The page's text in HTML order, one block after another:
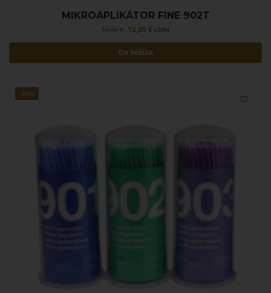
MIKROAPLIKÁTOR FINE 902T
19,90€ 12,00 € s DPH
Do košíka
-40%